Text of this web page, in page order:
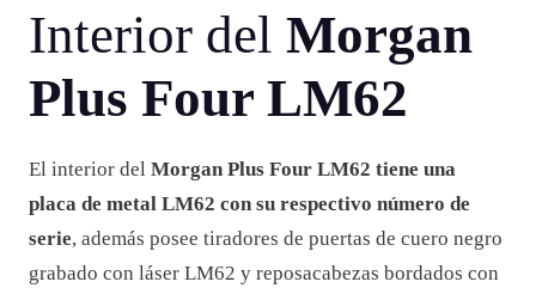
Interior del Morgan
Plus Four LM62
El interior del Morgan Plus Four LM62 tiene una
placa de metal LM62 con su respectivo número de
serie, además posee tiradores de puertas de cuero negro
grabado con láser LM62 y reposacabezas bordados con